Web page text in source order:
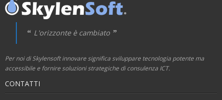
L'orizzonte è cambiato
Per noi di Skylensoft innovare significa sviluppare tecnologia potente ma
accessibile e fornire soluzioni strategiche di consulenza ICT.
CONTATTI